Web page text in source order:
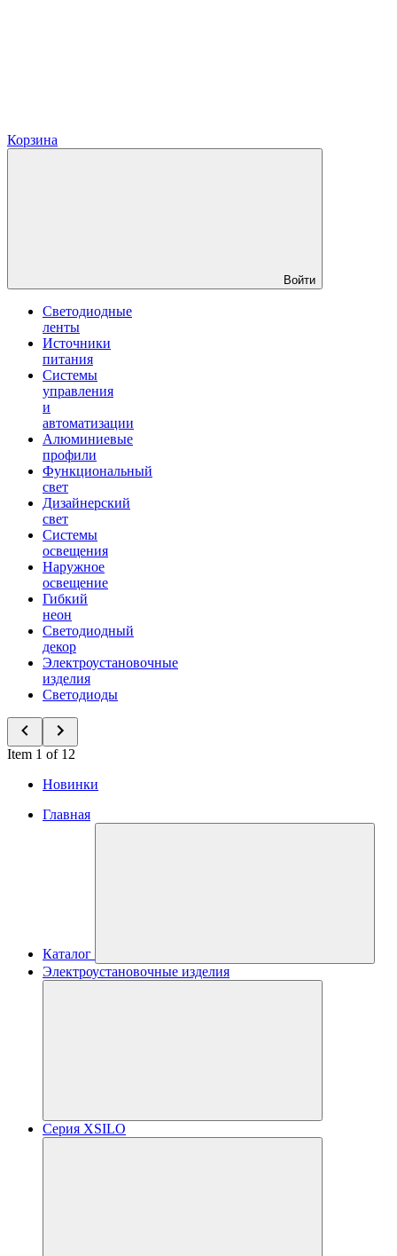
Корзина
Войти
Светодиодные
ленты
Источники
питания
Системы
управления
и
автоматизации
Алюминиевые
профили
Функциональный
свет
Дизайнерский
свет
Системы
освещения
Наружное
освещение
Гибкий
неон
Светодиодный
декор
Электроустановочные
изделия
Светодиоды
Item 1 of 12
Новинки
Главная
Каталог
Электроустановочные изделия
Серия XSILO